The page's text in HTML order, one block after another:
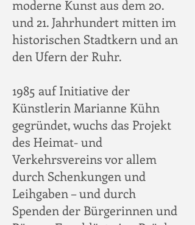
moderne Kunst aus dem 20.
und 21. Jahrhundert mitten im
historischen Stadtkern und an
den Ufern der Ruhr.
1985 auf Initiative der
Künstlerin Marianne Kühn
gegründet, wuchs das Projekt
des Heimat- und
Verkehrsvereins vor allem
durch Schenkungen und
Leihgaben – und durch
Spenden der Bürgerinnen und